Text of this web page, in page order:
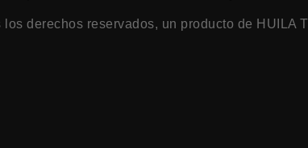
los derechos reservados, un producto de HUILA